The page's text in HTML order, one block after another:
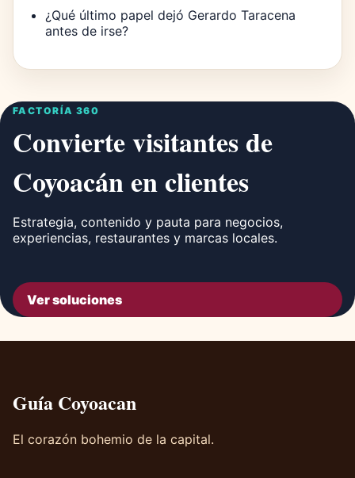
¿Qué último papel dejó Gerardo Taracena
antes de irse?
FACTORÍA 360
Convierte visitantes de
Coyoacán en clientes
Estrategia, contenido y pauta para negocios,
experiencias, restaurantes y marcas locales.
Ver soluciones
Guía Coyoacan
El corazón bohemio de la capital.